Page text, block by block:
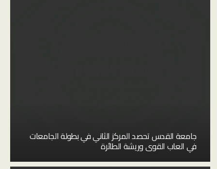
جامعة القدس تحصد المركز الثاني في بطولة الجامعات
في العاب القوى وريشة الطائرة